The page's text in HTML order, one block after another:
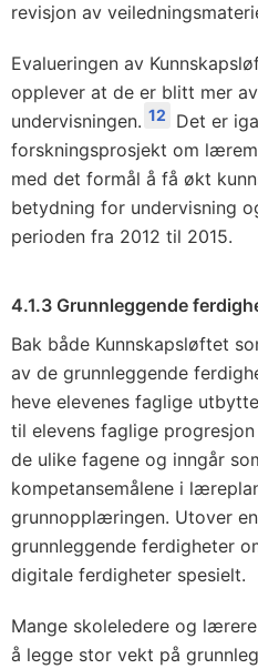
revisjon av
Evalueringen av
opplever at de er blitt mer
undervisningen. 12
Det er
forskningsprosjekt om
med det formål å få økt
betydning for undervisning
perioden fra 2012 til 2015.
4.1.3 Grunnleggende
Bak både Kunnskapsløftet
av de grunnleggende
heve elevenes faglige
til elevens faglige
de ulike fagene og inngår
kompetansemålene i
grunnopplæringen. Utover
grunnleggende ferdigheter
digitale ferdigheter spesielt.
Mange skoleledere og
å legge stor vekt på